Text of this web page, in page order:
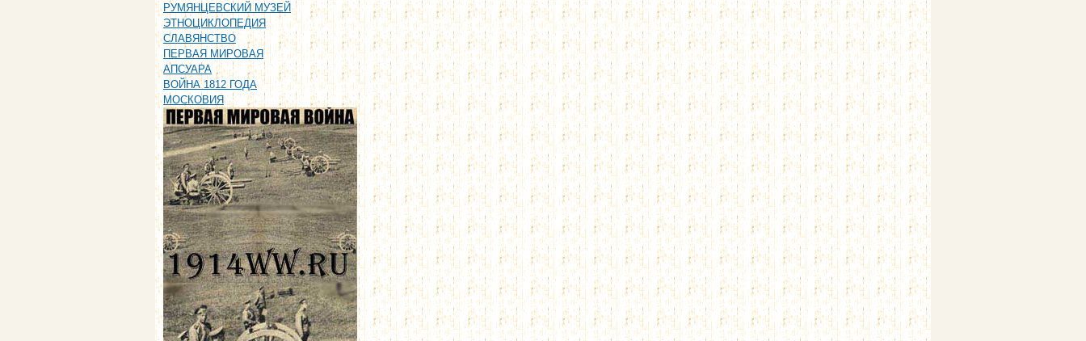
РУМЯНЦЕВСКИЙ МУЗЕЙ
ЭТНОЦИКЛОПЕДИЯ
СЛАВЯНСТВО
ПЕРВАЯ МИРОВАЯ
АПСУАРА
ВОЙНА 1812 ГОДА
МОСКОВИЯ